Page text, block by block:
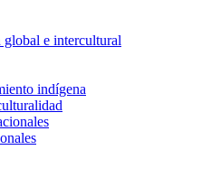
e intercultural
indígena